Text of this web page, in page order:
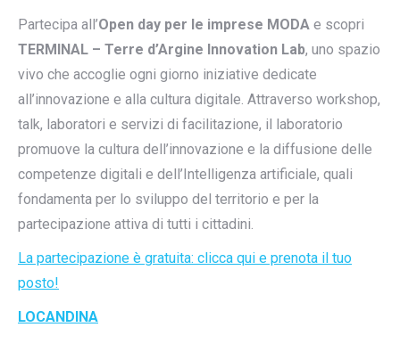
Partecipa all’Open day per le imprese MODA e scopri
TERMINAL – Terre d’Argine Innovation Lab, uno spazio
vivo che accoglie ogni giorno iniziative dedicate
all’innovazione e alla cultura digitale. Attraverso workshop,
talk, laboratori e servizi di facilitazione, il laboratorio
promuove la cultura dell’innovazione e la diffusione delle
competenze digitali e dell’Intelligenza artificiale, quali
fondamenta per lo sviluppo del territorio e per la
partecipazione attiva di tutti i cittadini.
La partecipazione è gratuita: clicca qui e prenota il tuo
posto!
LOCANDINA